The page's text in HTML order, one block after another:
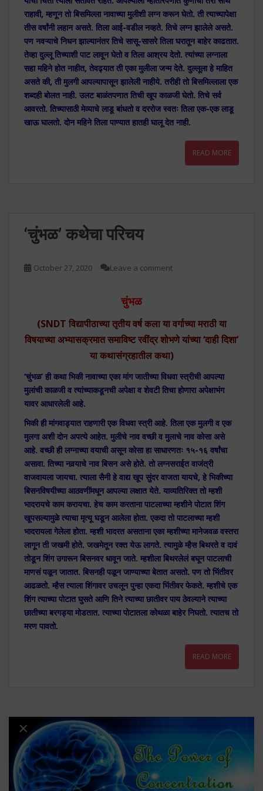
राहावी, म्हणून तो बिसमिल्ला नावाच्या मुलीशी लग्न करून घेतो. ती त्याच्यापेक्षा
तीस वर्षांनी लहान असते. तिला आई-वडील नव्हते. तिचे लग्न झालेले असते.
पण नवऱ्याचे निधन झाल्यानंतर तिचे सासू-सासरे तिला घरातून बाहेर काढतात.
तेव्हा दुल्लू तिच्याशी पाट लावून घेतो व तिला आश्रय देतो. त्यांच्या लग्नाला
सहा महिने होत नाहीत, तेवढ्यात ती एका मुलीला जन्म देते. दुल्लूला हे माहित
असते की, ती मुलगी आपल्यापासून झालेली नाहीये. तरीही तो बिसमिल्लाला एक
शब्दही बोलत नाही. उलट बाळंतपणात तिची खूप काळजी घेतो. तिचे सर्व
आवरतो. तिच्यासाठी मेव्याचे लाडू बांधतो व दररोज स्वतः तिला एक-एक लाडू
खाऊ घालतो. दोन महिने तिला पाण्यात हातही घालू देत नाही.
READ MORE
‘चुंभळ’ कथेचा परिचय
October 27, 2020 Leave a comment
चुंभळ
(SNDT विद्यापीठाच्या तृतीय वर्ष कला या वर्गाच्या मराठी या
विषयाच्या अभ्यासक्रमात समाविष्ट रवींद्र शोभणे यांच्या ‘दाही दिशा’
या कथासंग्रहातील कथा)
‘चुंभळ’ ही कथा भिकी नावाच्या एका मांग जातीच्या विधवा स्त्रीची आपल्या
मुलांची काळजी व त्यांच्याकडूनची अपेक्षा व शेवटी तिचा होणारा अपेक्षाभंग
यावर आधारलेली आहे.
भिकी ही मांगवाड्यात राहणारी एक विधवा स्त्री आहे. तिला एक मुलगी व एक
मुलगा अशी दोन अपत्ये आहेत. मुलीचे नाव वच्छी व मुलाचे नाव कोसा असे
आहे. वच्छी ही लग्नाच्या वयाची असून कोसा हा साधारणतः १५-१६ वर्षांचा
असावा. तिच्या नवर्‍याचे नाव बिसन असे होते. तो लग्नसराईत वाजंत्री
वाजवायला जायचा. त्याला सैनी हे वाद्य खूप सुंदर वाजता यायचे, हे भिकीच्या
बिसनविषयीच्या आठवणींमधून आपल्या लक्षात येते. याव्यतिरिक्त तो म्हशी
भादरायचे काम करायचा. हेच काम करताना पाटलाच्या म्हशीने पोटात शिंग
खूपसल्यामुळे त्याचा मृत्यू घडून आलेला होता. एकदा तो पाटलाच्या म्हशी
भादरायला गेलेला होता. म्हशी भादरत असताना एका म्हशीच्या मानेजवळ वस्तरा
लागून ती जखमी होते. जखमेतून रक्त येऊ लागते. त्यामुळे म्हैस बिथरते व दावं
तोडून शिंग उगारून बिसनवर धावून जाते. म्हशीला बिथरलेलं बघून पाटलाची
माणसं पळून जातात. बिसनही पळून जाण्याच्या बेतात असतो. पण तो भिंतीवर
आढळतो. म्हैस त्याला शिंगावर उचलून पुन्हा एकदा भिंतीवर फेकते. म्हशीचे एक
शिंग त्याच्या पोटात घुसते आणि तिने त्याच्या छातीवर पाय ठेवल्याने त्याच्या
छातीच्या बरगड्या मोडतात. त्याच्या पोटातला कोथळा बाहेर निघतो. त्यातच तो
मरण पावतो.
READ MORE